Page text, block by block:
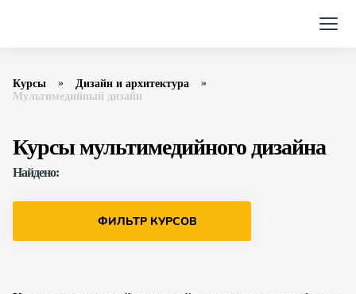
Курсы
Дизайн и архитектура
Мультимедийный дизайн
Курсы мультимедийного дизайна
Найдено:
ФИЛЬТР КУРСОВ